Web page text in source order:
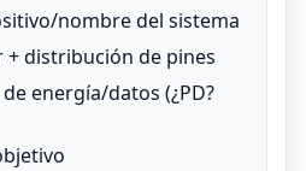
nombre del sistema
+ distribución de pines
energía/datos (¿PD?